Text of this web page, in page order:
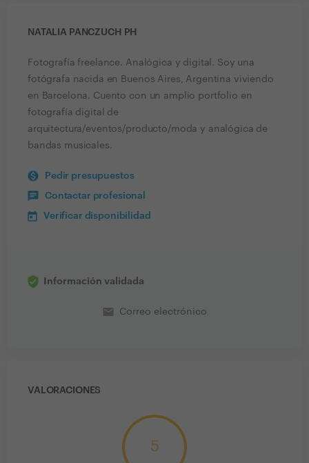
NATALIA PANCZUCH PH
Fotografía freelance. Analógica y digital. Soy una
fotógrafa nacida en Buenos Aires, Argentina viviendo
en Barcelona. Cuento con un amplio portfolio en
fotografía digital de
arquitectura/eventos/producto/moda y analógica de
bandas musicales.
Pedir presupuestos
Contactar profesional
Verificar disponibilidad
Información validada
email Correo electrónico
VALORACIONES
5